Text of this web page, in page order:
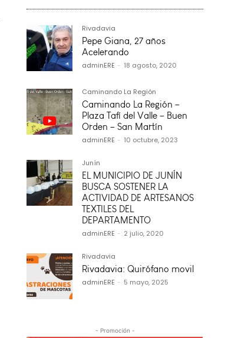
Rivadavia
Pepe Giana, 27 años
Acelerando
adminERE - 18 agosto, 2020
Caminando La Región
Caminando La Región –
Plaza Tafí del Valle – Buen
Orden – San Martín
adminERE - 10 octubre, 2023
Junín
EL MUNICIPIO DE JUNÍN
BUSCA SOSTENER LA
ACTIVIDAD DE ARTESANOS
TEXTILES DEL
DEPARTAMENTO
adminERE - 2 julio, 2020
Rivadavia
Rivadavia: Quirófano movil
adminERE - 5 mayo, 2025
- Promoción -